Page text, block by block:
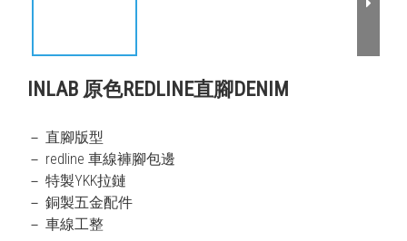
INLAB 原色REDLINE直腳DENIM
－ 直腳版型
－ redline 車線褲腳包邊
－ 特製YKK拉鏈
－ 銅製五金配件
－ 車線工整